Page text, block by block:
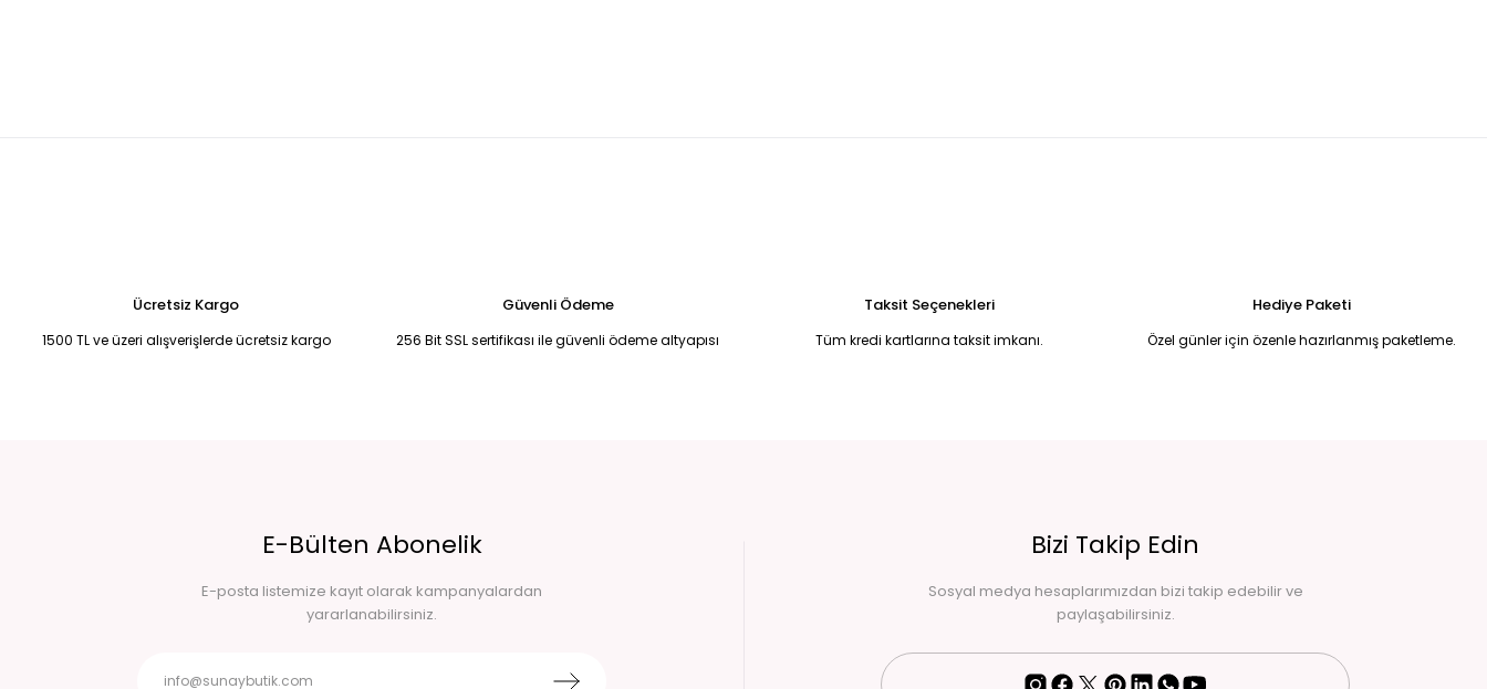
Ücretsiz Kargo
1500 TL ve üzeri alışverişlerde ücretsiz kargo
Güvenli Ödeme
256 Bit SSL sertifikası ile güvenli ödeme altyapısı
Taksit Seçenekleri
Tüm kredi kartlarına taksit imkanı.
Hediye Paketi
Özel günler için özenle hazırlanmış paketleme.
E-Bülten Abonelik
E-posta listemize kayıt olarak kampanyalardan
yararlanabilirsiniz.
Bizi Takip Edin
Sosyal medya hesaplarımızdan bizi takip edebilir ve
paylaşabilirsiniz.